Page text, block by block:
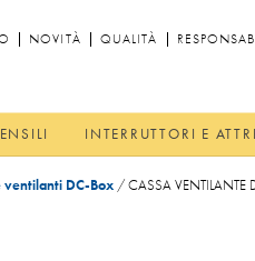
NOVITÀ QUALITÀ
INTERRUTTORI E
ventilanti DC-Box /CASSA